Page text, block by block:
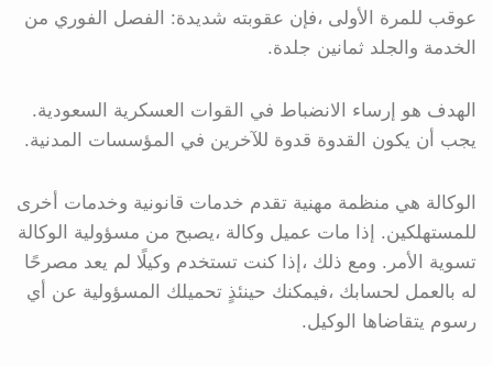
عوقب للمرة الأولى ،فإن عقوبته شديدة: الفصل الفوري من
الخدمة والجلد ثمانين جلدة.
الهدف هو إرساء الانضباط في القوات العسكرية السعودية.
يجب أن يكون القدوة قدوة للآخرين في المؤسسات المدنية.
الوكالة هي منظمة مهنية تقدم خدمات قانونية وخدمات أخرى
للمستهلكين. إذا مات عميل وكالة ،يصبح من مسؤولية الوكالة
تسوية الأمر. ومع ذلك ،إذا كنت تستخدم وكيلًا لم يعد مصرحًا
له بالعمل لحسابك ،فيمكنك حينئذٍ تحميلك المسؤولية عن أي
رسوم يتقاضاها الوكيل.